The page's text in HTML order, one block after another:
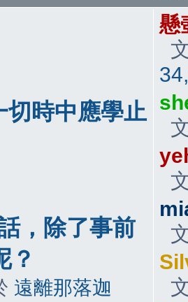
時中應學止
，除了事前
？
遠離那落迦
懸